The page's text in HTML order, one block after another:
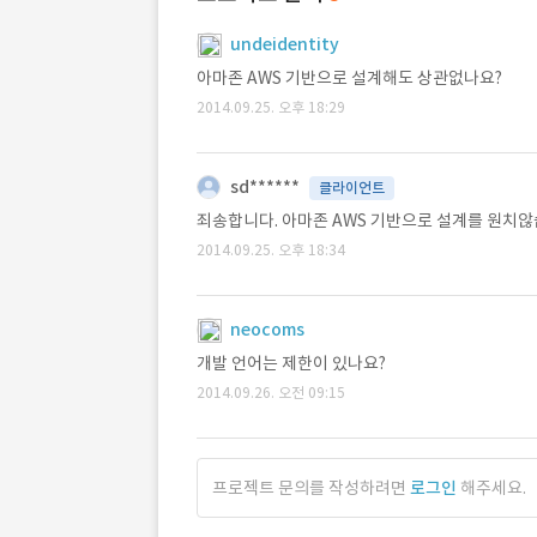
undeidentity
아마존 AWS 기반으로 설계해도 상관없나요?
2014.09.25. 오후 18:29
sd****** 클라이언트
죄송합니다. 아마존 AWS 기반으로 설계를 원치
2014.09.25. 오후 18:34
neocoms
개발 언어는 제한이 있나요?
2014.09.26. 오전 09:15
프로젝트 문의를 작성하려면 로그인 해주세요.